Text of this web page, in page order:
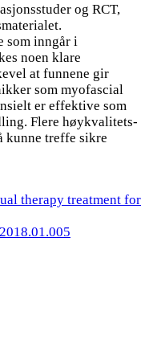
og RCT,
som inngår i
noen klare
at funnene gir
som myofascial
er effektive som
Flere høykvalitets-
kunne treffe sikre
therapy treatment for